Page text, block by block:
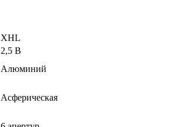
XHL
2,5 В
Алюминий
Асферическая